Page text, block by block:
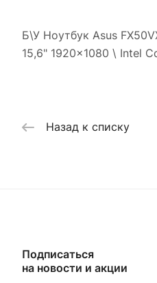
Б\У Ноутбук Asus
15,6" 1920x1080 \ Intel
Назад к списку
Подписаться
на новости и акции